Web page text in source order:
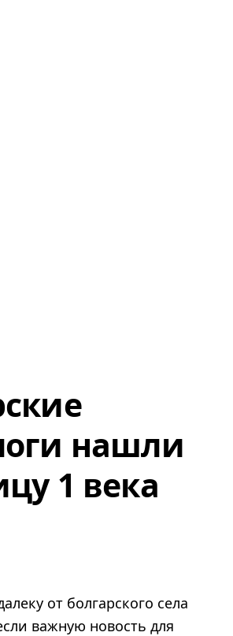
нашли
1 века
от болгарского села
важную новость для